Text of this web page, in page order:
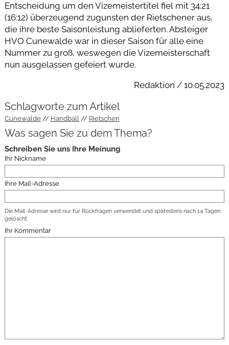
Entscheidung um den Vizemeistertitel fiel mit 34:21
(16:12) überzeugend zugunsten der Rietschener aus,
die ihre beste Saisonleistung ablieferten. Absteiger
HVO Cunewalde war in dieser Saison für alle eine
Nummer zu groß, weswegen die Vizemeisterschaft
nun ausgelassen gefeiert wurde.
Redaktion / 10.05.2023
Schlagworte zum Artikel
Cunewalde Handball Rietschen
Was sagen Sie zu dem Thema?
Schreiben Sie uns Ihre Meinung
Ihr Nickname
Ihre Mail-Adresse
Die Mail-Adresse wird nur für Rückfragen verwendet und spätestens nach 14 Tagen
gelöscht.
Ihr Kommentar